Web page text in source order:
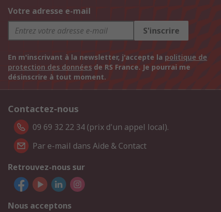
Votre adresse e-mail
S'inscrire
En m'inscrivant à la newsletter, j'accepte la politique de
protection des données de RS France. Je pourrai me
désinscrire à tout moment.
Contactez-nous
09 69 32 22 34 (prix d'un appel local).
Par e-mail dans Aide & Contact
Retrouvez-nous sur
Nous acceptons